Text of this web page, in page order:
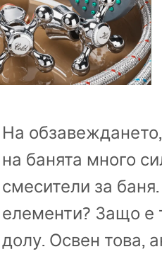
чиния с
На
на банята много
смесители за
елементи? Защо е
долу. Освен това,